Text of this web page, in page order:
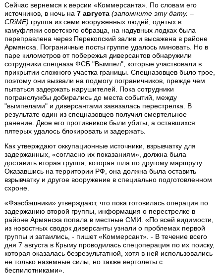
Сейчас вернемся к версии «Коммерсанта». По словам его
источников, в ночь на7 августа (запомните эту дату. –
CRiME) группа из семи вооруженных людей, одетых в
камуфляжи советского образца, на надувных лодках была
переправлена через Перекопский залив и высажена в районе
Армянска. Пограничные посты группе удалось миновать. Но в
паре километров от побережья диверсантов обнаружили
сотрудники спецназа ФСБ "Вымпел", которые участвовали в
прикрытии сложного участка границы. Спецназовцев было трое,
поэтому они вызвали на подмогу пограничников, прежде чем
пытаться задержать нарушителей. Пока сотрудники
погранслужбы добирались до места событий, между
"вымпелами" и диверсантами завязалась перестрелка. В
результате один из спецназовцев получил смертельное
ранение. Двое его противников были убиты, а оставшихся
пятерых удалось блокировать и задержать.
Как утверждают оккупационные источники, взрывчатку для
задержанных, «согласно их показаниям», должна была
доставить вторая группа, которая шла по другому маршруту.
Оказавшись на территории РФ, она должна была оставить
взрывчатку и другое вооружение в специально подготовленном
схроне.
«Фээсбэшники» утверждают, что пока готовилась операция по
задержанию второй группы, информация о перестрелке в
районе Армянска попала в местные СМИ. «По всей видимости,
из новостных сводок диверсанты узнали о проблемах первой
группы и затаились, - пишет «Коммерсант». - В течение всего
дня 7 августа в Крыму проводилась спецоперация по их поиску,
которая оказалась безрезультатной, хотя в ней использовались
не только наземные силы, но также вертолеты с
беспилотниками».